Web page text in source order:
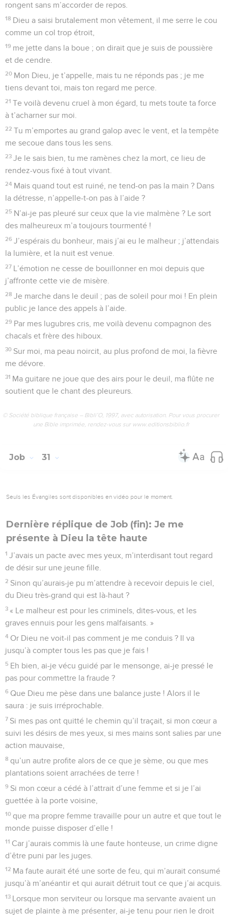
rongent sans m’accorder de repos.
18 Dieu a saisi brutalement mon vêtement, il me serre le cou
comme un col trop étroit,
19 me jette dans la boue ; on dirait que je suis de poussière
et de cendre.
20 Mon Dieu, je t’appelle, mais tu ne réponds pas ; je me
tiens devant toi, mais ton regard me perce.
21 Te voilà devenu cruel à mon égard, tu mets toute ta force
à t’acharner sur moi.
22 Tu m’emportes au grand galop avec le vent, et la tempête
me secoue dans tous les sens.
23 Je le sais bien, tu me ramènes chez la mort, ce lieu de
rendez-vous fixé à tout vivant.
24 Mais quand tout est ruiné, ne tend-on pas la main ? Dans
la détresse, n’appelle-t-on pas à l’aide ?
25 N’ai-je pas pleuré sur ceux que la vie malmène ? Le sort
des malheureux m’a toujours tourmenté !
26 J’espérais du bonheur, mais j’ai eu le malheur ; j’attendais
la lumière, et la nuit est venue.
27 L’émotion ne cesse de bouillonner en moi depuis que
j’affronte cette vie de misère.
28 Je marche dans le deuil ; pas de soleil pour moi ! En plein
public je lance des appels à l’aide.
29 Par mes lugubres cris, me voilà devenu compagnon des
chacals et frère des hiboux.
30 Sur moi, ma peau noircit, au plus profond de moi, la fièvre
me dévore.
31 Ma guitare ne joue que des airs pour le deuil, ma flûte ne
soutient que le chant des pleureurs.
© Société biblique française – Bibli’O, 1997, avec autorisation. Pour vous procurer
une Bible imprimée, rendez-vous sur www.editionsbiblio.fr
Job 31
Seuls les Évangiles sont disponibles en vidéo pour le moment.
Dernière réplique de Job (fin): Je me
présente à Dieu la tête haute
1 J’avais un pacte avec mes yeux, m’interdisant tout regard
de désir sur une jeune fille.
2 Sinon qu’aurais-je pu m’attendre à recevoir depuis le ciel,
du Dieu très-grand qui est là-haut ?
3 « Le malheur est pour les criminels, dites-vous, et les
graves ennuis pour les gens malfaisants. »
4 Or Dieu ne voit-il pas comment je me conduis ? Il va
jusqu’à compter tous les pas que je fais !
5 Eh bien, ai-je vécu guidé par le mensonge, ai-je pressé le
pas pour commettre la fraude ?
6 Que Dieu me pèse dans une balance juste ! Alors il le
saura : je suis irréprochable.
7 Si mes pas ont quitté le chemin qu’il traçait, si mon cœur a
suivi les désirs de mes yeux, si mes mains sont salies par une
action mauvaise,
8 qu’un autre profite alors de ce que je sème, ou que mes
plantations soient arrachées de terre !
9 Si mon cœur a cédé à l’attrait d’une femme et si je l’ai
guettée à la porte voisine,
10 que ma propre femme travaille pour un autre et que tout le
monde puisse disposer d’elle !
11 Car j’aurais commis là une faute honteuse, un crime digne
d’être puni par les juges.
12 Ma faute aurait été une sorte de feu, qui m’aurait consumé
jusqu’à m’anéantir et qui aurait détruit tout ce que j’ai acquis.
13 Lorsque mon serviteur ou lorsque ma servante avaient un
sujet de plainte à me présenter, ai-je tenu pour rien le droit